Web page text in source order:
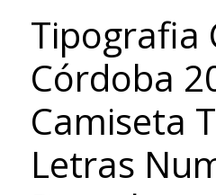
Tipografia
Córdoba
Camiseta
Letras